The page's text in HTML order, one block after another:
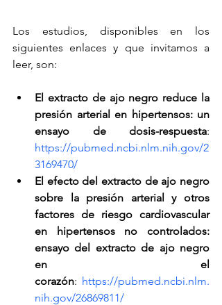
Los estudios, disponibles en los
siguientes enlaces y que invitamos a
leer, son:
El extracto de ajo negro reduce la
presión arterial en hipertensos: un
ensayo de dosis-respuesta
https://pubmed.ncbi.nlm.nih.gov/2
3169470/
El efecto del extracto de ajo negro
sobre la presión arterial y otros
factores de riesgo cardiovascular
en hipertensos no controlados:
ensayo del extracto de ajo negro
en el
corazón: https://pubmed.ncbi.nlm.
nih.gov/26869811/